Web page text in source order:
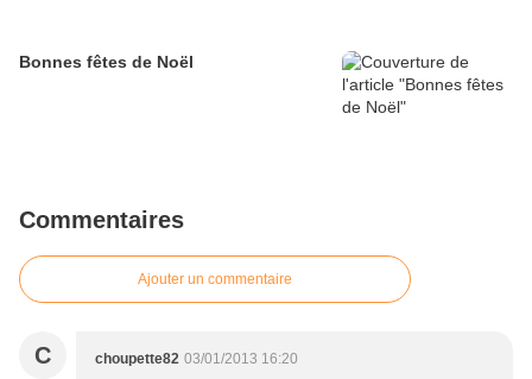
Bonnes fêtes de Noël
Commentaires
Ajouter un commentaire
C choupette82 03/01/2013 16:20